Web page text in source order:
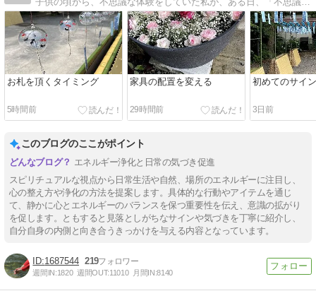
お札を頂くタイミング
5時間前
家具の配置を変える
29時間前
初めてのサイン
3日前
このブログのここがポイント
エネルギー浄化と日常の気づき促進
スピリチュアルな視点から日常生活や自然、場所のエネルギーに注目し、
心の整え方や浄化の方法を提案します。具体的な行動やアイテムを通じ
て、静かに心とエネルギーのバランスを保つ重要性を伝え、意識の拡がり
を促します。ともすると見落としがちなサインや気づきを丁寧に紹介し、
自分自身の内側と向き合うきっかけを与える内容となっています。
1687544 219
週間IN:1820 週間OUT:11010 月間IN:8140